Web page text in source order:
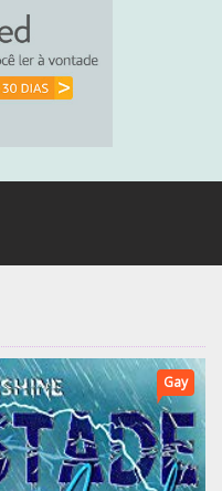
Gay